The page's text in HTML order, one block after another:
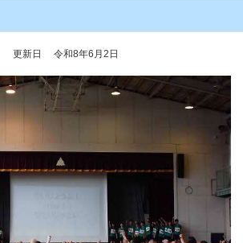
更新日 令和8年6月2日